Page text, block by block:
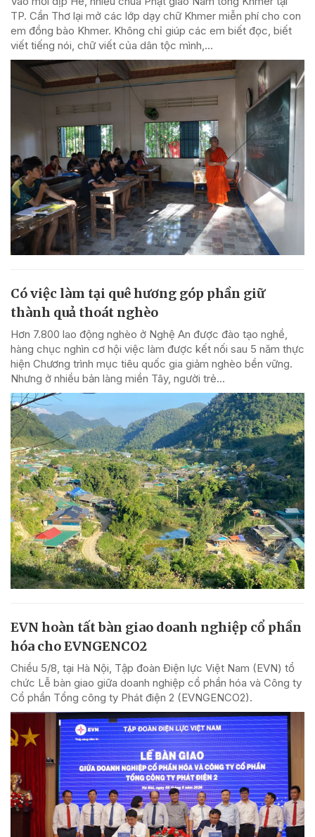
TP. Cần Thơ lại mở các lớp dạy chữ Khmer miễn phí cho con
em đồng bào Khmer. Không chỉ giúp các em biết đọc, biết
viết tiếng nói, chữ viết của dân tộc mình,...
Có việc làm tại quê hương góp phần giữ
thành quả thoát nghèo
Hơn 7.800 lao động nghèo ở Nghệ An được đào tạo nghề,
hàng chục nghìn cơ hội việc làm được kết nối sau 5 năm thực
hiện Chương trình mục tiêu quốc gia giảm nghèo bền vững.
Nhưng ở nhiều bản làng miền Tây, người trẻ...
EVN hoàn tất bàn giao doanh nghiệp cổ phần
hóa cho EVNGENCO2
Chiều 5/8, tại Hà Nội, Tập đoàn Điện lực Việt Nam (EVN) tổ
chức Lễ bàn giao giữa doanh nghiệp cổ phần hóa và Công ty
Cổ phần Tổng công ty Phát điện 2 (EVNGENCO2).